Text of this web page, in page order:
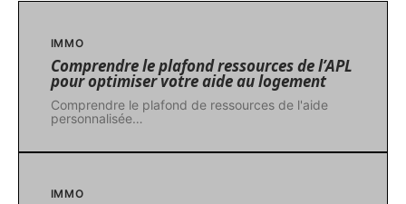
IMMO
Comprendre le plafond ressources de l’APL
pour optimiser votre aide au logement
Comprendre le plafond de ressources de l'aide
personnalisée…
IMMO